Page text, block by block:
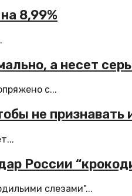
8,99%
а несет
с...
не признавать
России
слезами"...